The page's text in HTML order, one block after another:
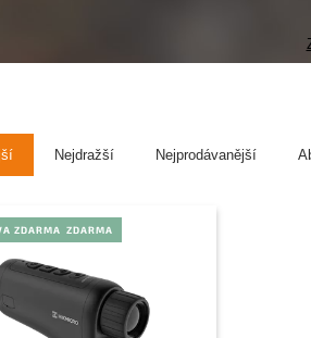
Nejdražší Nejprodávanější
ZDARMA